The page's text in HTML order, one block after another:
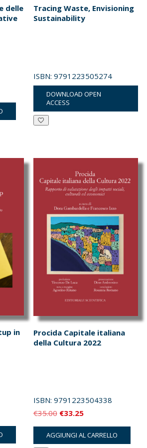
delle
Tracing Waste, Envisioning
Sustainability
ISBN: 9791223505274
DOWNLOAD OPEN
ACCESS
in
Procida Capitale italiana
della Cultura 2022
ISBN: 9791223504338
€35.00 Il
prezzo
originale
€33.25Il
prezzo
attuale
AGGIUNGI AL CARRELLO